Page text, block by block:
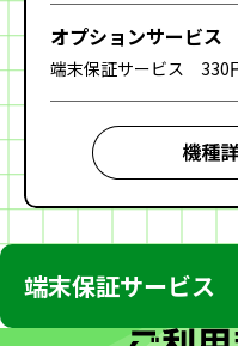
オプションサービス
端末保証サービス 330
端末保証サービス